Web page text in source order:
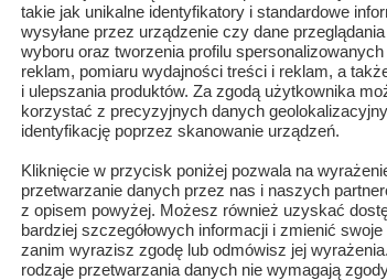
Na dziedzińcu szydłowieckiego Zamku
Kłusowski i Jagoda Kret
oraz w Biurze Podroży­ BIG HOLIDAY­ Radom
& K1 w Szydłowcu jest portal
takie jak unikalne identyfikatory i standardowe
wysyłane przez urządzenie czy dane
wyboru oraz tworzenia profilu
reklam, pomiaru wydajności treści i reklam, a
i ulepszania produktów. Za zgodą użytkownika
korzystać z precyzyjnych danych
identyfikację poprzez skanowanie urządzeń.
Kliknięcie w przycisk poniżej pozwala na
przetwarzanie danych przez nas i naszych
z opisem powyżej. Możesz również uzyskać
bardziej szczegółowych informacji i zmienić
zanim wyrazisz zgodę lub odmówisz jej
rodzaje przetwarzania danych nie wymagają